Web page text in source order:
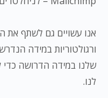
אנו עשויים גם לשתף את
ורגולטוריות במידה
שלנו במידה הדרושה
לנו.